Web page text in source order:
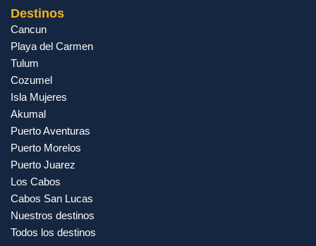
Destinos
Cancun
Playa del Carmen
Tulum
Cozumel
Isla Mujeres
Akumal
Puerto Aventuras
Puerto Morelos
Puerto Juarez
Los Cabos
Cabos San Lucas
Nuestros destinos
Todos los destinos